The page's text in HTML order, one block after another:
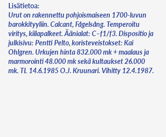
Lisätietoa:
Urut on rakennettu pohjoismaiseen 1700-luvun
barokkityyliin. Calcant, Fågelsång. Temperoitu
viritys, kiilapalkeet. Äänialat: C–f1/f3. Dispositio ja
julkisivu: Pentti Pelto, koristeveistokset: Kai
Ohlgren. Urkujen hinta 832.000 mk + maalaus ja
marmorointi 48.000 mk sekä kultaukset 26.000
mk. TL 14.6.1985 O.J. Kruunari. Vihitty 12.4.1987.